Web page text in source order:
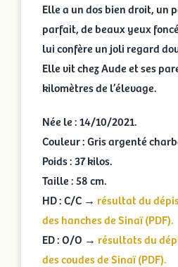
Elle a un dos bien droit, un
parfait, de beaux yeux
lui confère un joli regard
Elle vit chez Aude et ses
kilomètres de l’élevage.
Née le : 14/10/2021.
Couleur : Gris argenté
Poids : 37 kilos.
Taille : 58 cm.
HD : C/C → résultat du
des hanches de Sinaï (PDF).
ED : O/O → résultats du
des coudes de Sinaï (PDF).